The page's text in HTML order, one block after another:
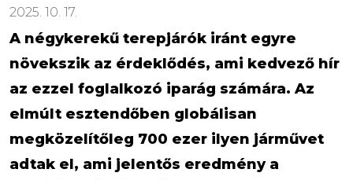
2025. 10. 17.
A négykerekű terepjárók iránt egyre
növekszik az érdeklődés, ami kedvező hír
az ezzel foglalkozó iparág számára. Az
elmúlt esztendőben globálisan
megközelítőleg 700 ezer ilyen járművet
adtak el, ami jelentős eredmény a